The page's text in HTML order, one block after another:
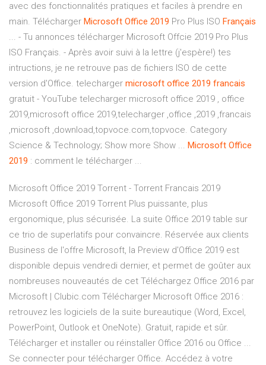
avec des fonctionnalités pratiques et faciles à prendre en
main. Télécharger Microsoft Office 2019 Pro Plus ISO Français
... - Tu annonces télécharger Microsoft Offcie 2019 Pro Plus
ISO Français. - Après avoir suivi à la lettre (j'espère!) tes
intructions, je ne retrouve pas de fichiers ISO de cette
version d'Office. telecharger microsoft office 2019 francais
gratuit - YouTube telecharger microsoft office 2019 , office
2019,microsoft office 2019,telecharger ,office ,2019 ,francais
,microsoft ,download,topvoce.com,topvoce. Category
Science & Technology; Show more Show ... Microsoft Office
2019 : comment le télécharger ...
Microsoft Office 2019 Torrent - Torrent Francais 2019
Microsoft Office 2019 Torrent Plus puissante, plus
ergonomique, plus sécurisée. La suite Office 2019 table sur
ce trio de superlatifs pour convaincre. Réservée aux clients
Business de l'offre Microsoft, la Preview d'Office 2019 est
disponible depuis vendredi dernier, et permet de goûter aux
nombreuses nouveautés de cet Téléchargez Office 2016 par
Microsoft | Clubic.com Télécharger Microsoft Office 2016 :
retrouvez les logiciels de la suite bureautique (Word, Excel,
PowerPoint, Outlook et OneNote). Gratuit, rapide et sûr.
Télécharger et installer ou réinstaller Office 2016 ou Office ...
Se connecter pour télécharger Office. Accédez à votre